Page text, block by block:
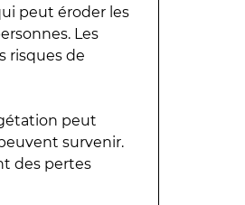
peut éroder les
Les
risques de
peut
survenir.
des pertes